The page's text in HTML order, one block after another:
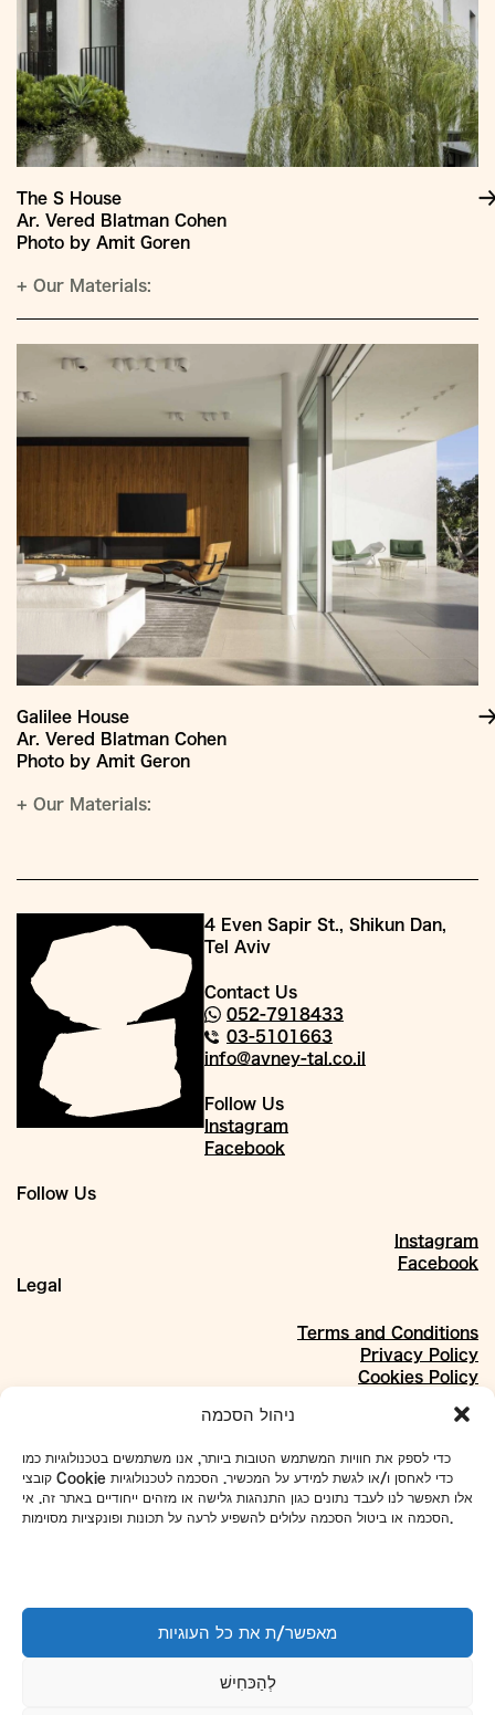
ניהול הסכמה
כדי לספק את חוויות המשתמש הטובות ביותר, אנו משתמשים בטכנולוגיות כמו
קובצי Cookie כדי לאחסן ו/או לגשת למידע על המכשיר. הסכמה לטכנולוגיות
אלו תאפשר לנו לעבד נתונים כגון התנהגות גלישה או מזהים ייחודיים באתר זה. אי
מאפשר/ת את כל העוגיות
לְהַכּחִישׁ
The S House
Ar. Vered Blatman Cohen
Photo by Amit Goren
+ Our Materials:
Galilee House
Ar. Vered Blatman Cohen
Photo by Amit Geron
+ Our Materials:
Follow Us
Instagram
Facebook
Legal
Terms and Conditions
Privacy Policy
Cookies Policy
Materials
Projects
Collaborations
To set up tours and meetings:
WhatsApp
4 Even Sapir St., Shikun Dan,
Tel Aviv
Contact Us
052-7918433
03-5101663
info@avney-tal.co.il
Follow Us
Instagram
Facebook